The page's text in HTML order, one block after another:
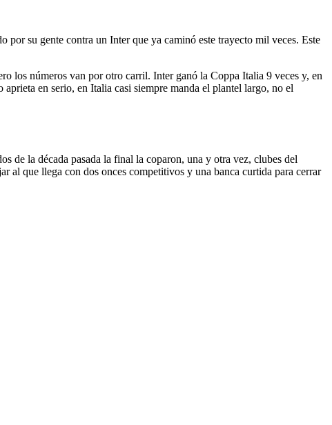
su gente contra un Inter que ya caminó este trayecto mil veces. Este
los números van por otro carril. Inter ganó la Coppa Italia 9 veces y, en
en serio, en Italia casi siempre manda el plantel largo, no el
de la década pasada la final la coparon, una y otra vez, clubes del
al que llega con dos onces competitivos y una banca curtida para cerrar